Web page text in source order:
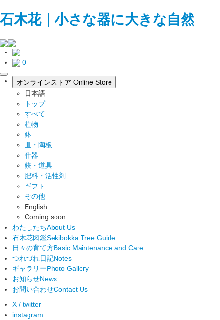
石木花｜小さな器に大きな自然
0
toggle
navigation
オンラインストア Online Store
日本語
トップ
すべて
植物
鉢
皿・陶板
什器
鋏・道具
肥料・活性剤
ギフト
その他
English
Coming soon
わたしたちAbout Us
石木花図鑑Sekibokka Tree Guide
日々の育て方Basic Maintenance and Care
つれづれ日記Notes
ギャラリーPhoto Gallery
お知らせNews
お問い合わせContact Us
X / twitter
instagram